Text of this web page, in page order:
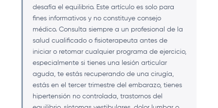
desafía el equilibrio. Este artículo es solo para
fines informativos y no constituye consejo
médico. Consulta siempre a un profesional de la
salud cualificado o fisioterapeuta antes de
iniciar o retomar cualquier programa de ejercicio,
especialmente si tienes una lesión articular
aguda, te estás recuperando de una cirugía,
estás en el tercer trimestre del embarazo, tienes
hipertensión no controlada, trastornos del